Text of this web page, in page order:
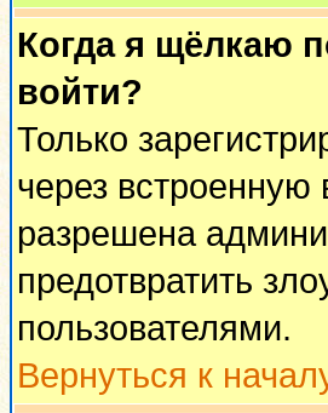
Когда я щёлкаю
войти?
Только
через
разрешена
предотвратить
пользователями.
Вернуться к